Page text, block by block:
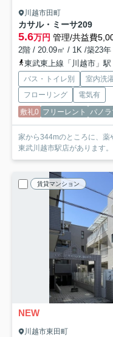
川越市田町
カサル・ミーサ209
5.6万円 管理/共益費
2階 / 20.09㎡ / 1K /築23年
東武東上線「川越市」
バス・トイレ別 室内洗
フローリング
電気有
敷礼0 フリーレント パノラ
家から344mのところに、薬
東武川越市駅店があります
賃貸マンション
NEW
川越市東田町